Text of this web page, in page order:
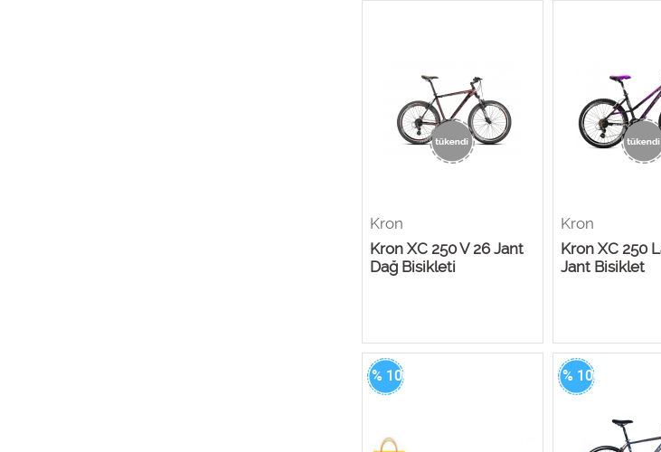
Kron
Kron XC 250 V 26 Jant
Dağ Bisikleti
Kron
Kron XC 250
Jant Bisiklet
% 100 % 100